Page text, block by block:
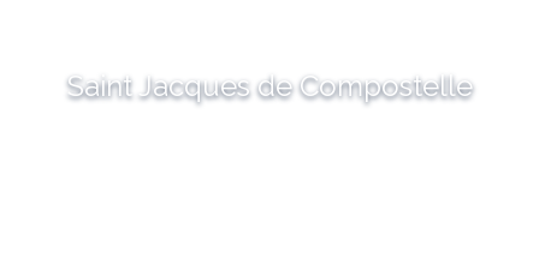
Saint Jacques de Compostelle